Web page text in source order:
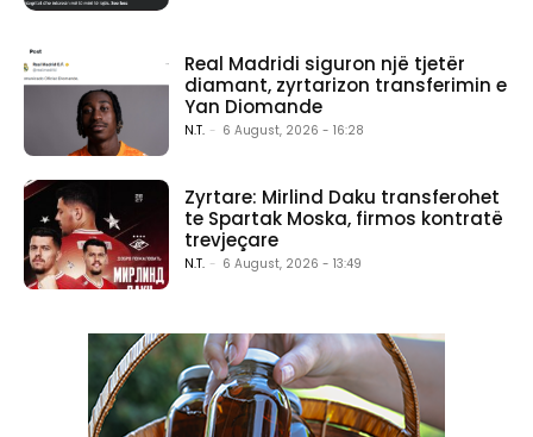
Real Madridi siguron një tjetër
diamant, zyrtarizon transferimin e
Yan Diomande
N.T. - 6 August, 2026 - 16:28
Zyrtare: Mirlind Daku transferohet
te Spartak Moska, firmos kontratë
trevjeçare
N.T. - 6 August, 2026 - 13:49